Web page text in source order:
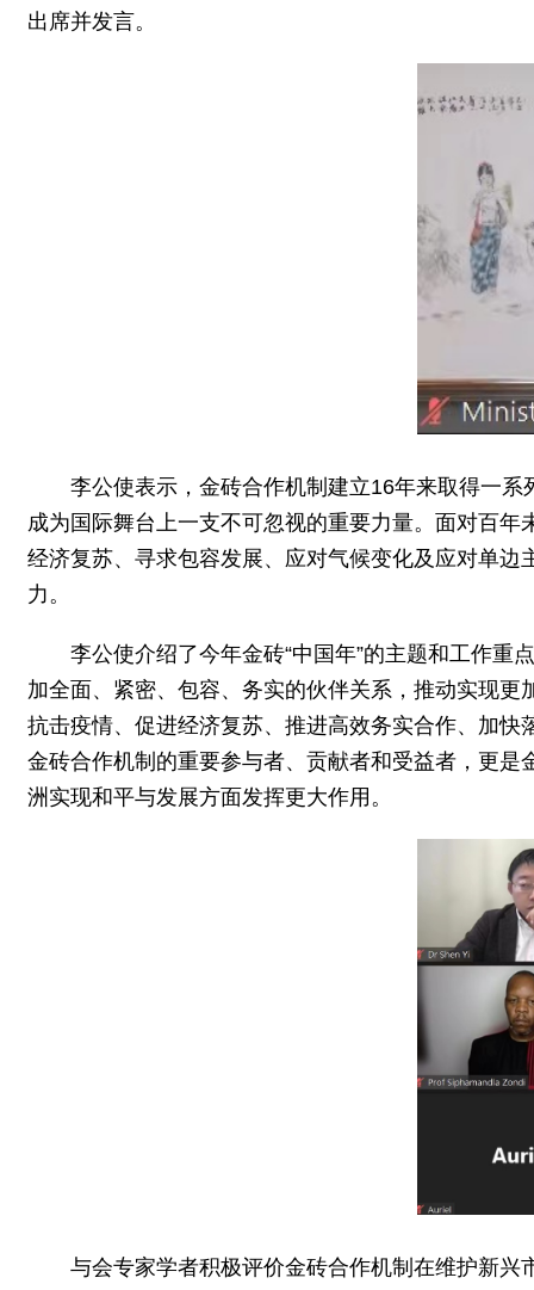
出席并发言。
李公使表示，金砖合作机制建立16年来取得一
成为国际舞台上一支不可忽视的重要力量。面对百
经济复苏、寻求包容发展、应对气候变化及应对单
力。
李公使介绍了今年金砖“中国年”的主题和工作重
加全面、紧密、包容、务实的伙伴关系，推动实现
抗击疫情、促进经济复苏、推进高效务实合作、加
金砖合作机制的重要参与者、贡献者和受益者，更是
洲实现和平与发展方面发挥更大作用。
与会专家学者积极评价金砖合作机制在维护新